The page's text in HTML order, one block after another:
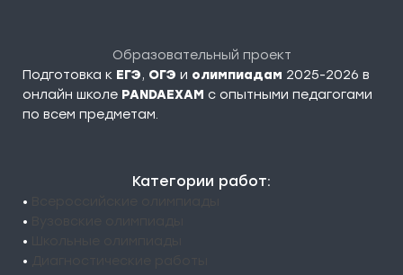
Образовательный проект
Подготовка к ЕГЭ, ОГЭ и олимпиадам 2025-2026 в
онлайн школе PANDAEXAM c опытными педагогами
по всем предметам.
Категории работ:
•
•
•
•